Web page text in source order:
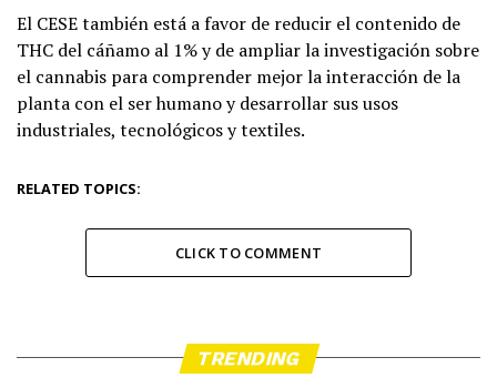
El CESE también está a favor de reducir el contenido de
THC del cáñamo al 1% y de ampliar la investigación sobre
el cannabis para comprender mejor la interacción de la
planta con el ser humano y desarrollar sus usos
industriales, tecnológicos y textiles.
RELATED TOPICS:
CLICK TO COMMENT
TRENDING